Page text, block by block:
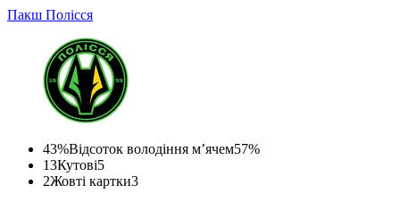
Пакш Полісся
43%Відсоток володіння м’ячем57%
13Кутові5
2Жовті картки3